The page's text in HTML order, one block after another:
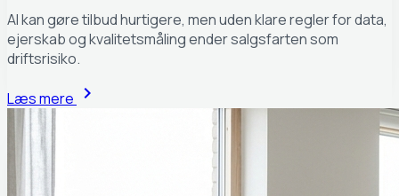
AI kan gøre tilbud hurtigere, men uden klare regler for data,
ejerskab og kvalitetsmåling ender salgsfarten som
driftsrisiko.
Læs mere chevron_right